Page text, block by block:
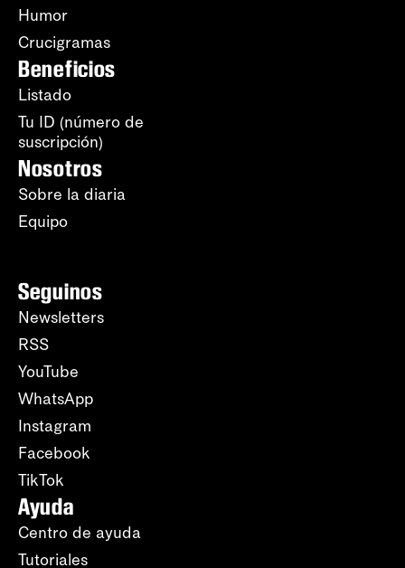
Humor
Crucigramas
Beneficios
Listado
Tu ID (número de
suscripción)
Nosotros
Sobre la diaria
Equipo
Seguinos
Newsletters
RSS
YouTube
WhatsApp
Instagram
Facebook
TikTok
Ayuda
Centro de ayuda
Tutoriales